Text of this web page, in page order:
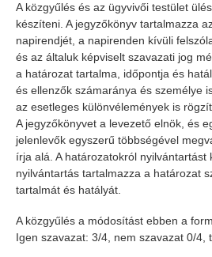
A közgyűlés és az ügyvivői testület
készíteni. A jegyzőkönyv tartalmazza
napirendjét, a napirenden kívüli
és az általuk képviselt szavazati jog
a határozat tartalma, időpontja és
és ellenzők számaránya és személye
az esetleges különvélemények is
A jegyzőkönyvet a levezető elnök, és
jelenlevők egyszerű többségével
írja alá. A határozatokról nyilvántartást
nyilvántartás tartalmazza a határozat
tartalmát és hatályát.
A közgyűlés a módosítást ebben a
Igen szavazat: 3/4, nem szavazat 0/4,